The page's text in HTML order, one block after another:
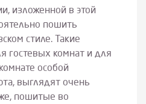
изложенной в этой
пошить
стиле. Такие
гостевых комнат и для
особой
выглядят очень
пошитые во